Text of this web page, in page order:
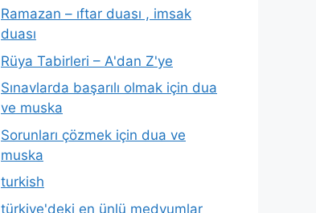
Ramazan – ıftar duası , imsak
duası
Rüya Tabirleri – A'dan Z'ye
Sınavlarda başarılı olmak için dua
ve muska
Sorunları çözmek için dua ve
muska
turkish
türkiye'deki en ünlü medyumlar